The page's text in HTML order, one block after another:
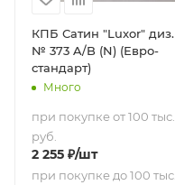
КПБ Сатин "Luxor" диз.
№ 373 A/B (N) (Евро-
стандарт)
Много
при покупке от 100 тыс.
руб.
2 255 ₽/шт
при покупке до 100 тыс.